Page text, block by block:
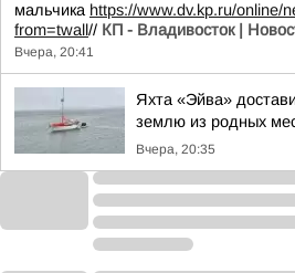
мальчика https://www.dv.kp.ru/online/
from=twall// КП - Владивосток |
Вчера, 20:41
Яхта «Эйва»
землю из родных
Вчера, 20:35